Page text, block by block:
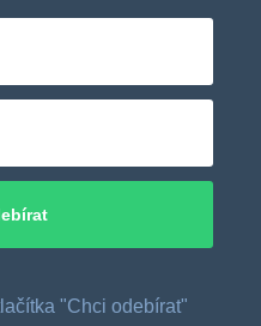
"Chci odebírat"